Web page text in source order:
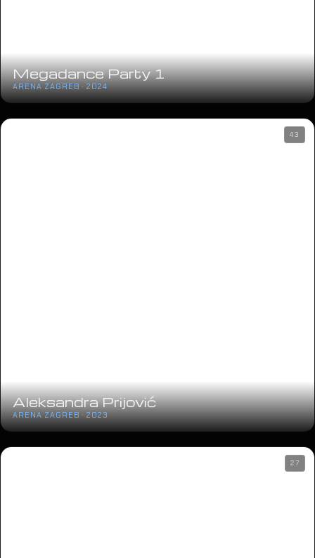
Megadance Party 1
ARENA ZAGREB · 2024
Aleksandra Prijović
ARENA ZAGREB · 2023
43
27